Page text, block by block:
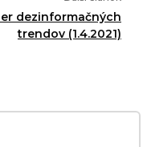
dezinformačných
trendov (1.4.2021)